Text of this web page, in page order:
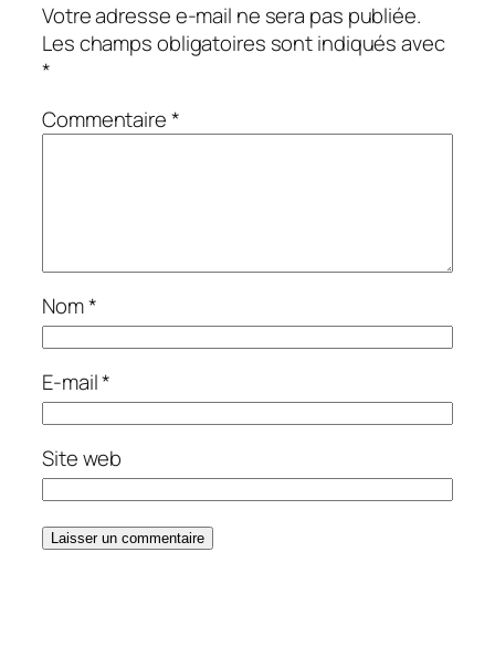
Votre adresse e-mail ne sera pas publiée.
Les champs obligatoires sont indiqués avec
*
Commentaire*
Nom*
E-mail*
Site web